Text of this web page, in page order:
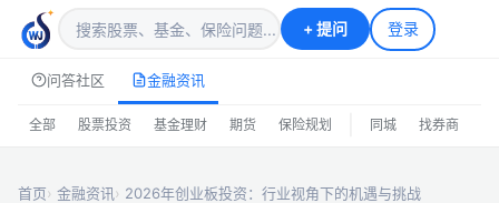
+提问 登录
问答社区 金融资讯
全部 股票投资 基金理财 期货 保险规划 同城 找券商
首页 金融资讯 2026年创业板投资：行业视角下的机遇与挑战